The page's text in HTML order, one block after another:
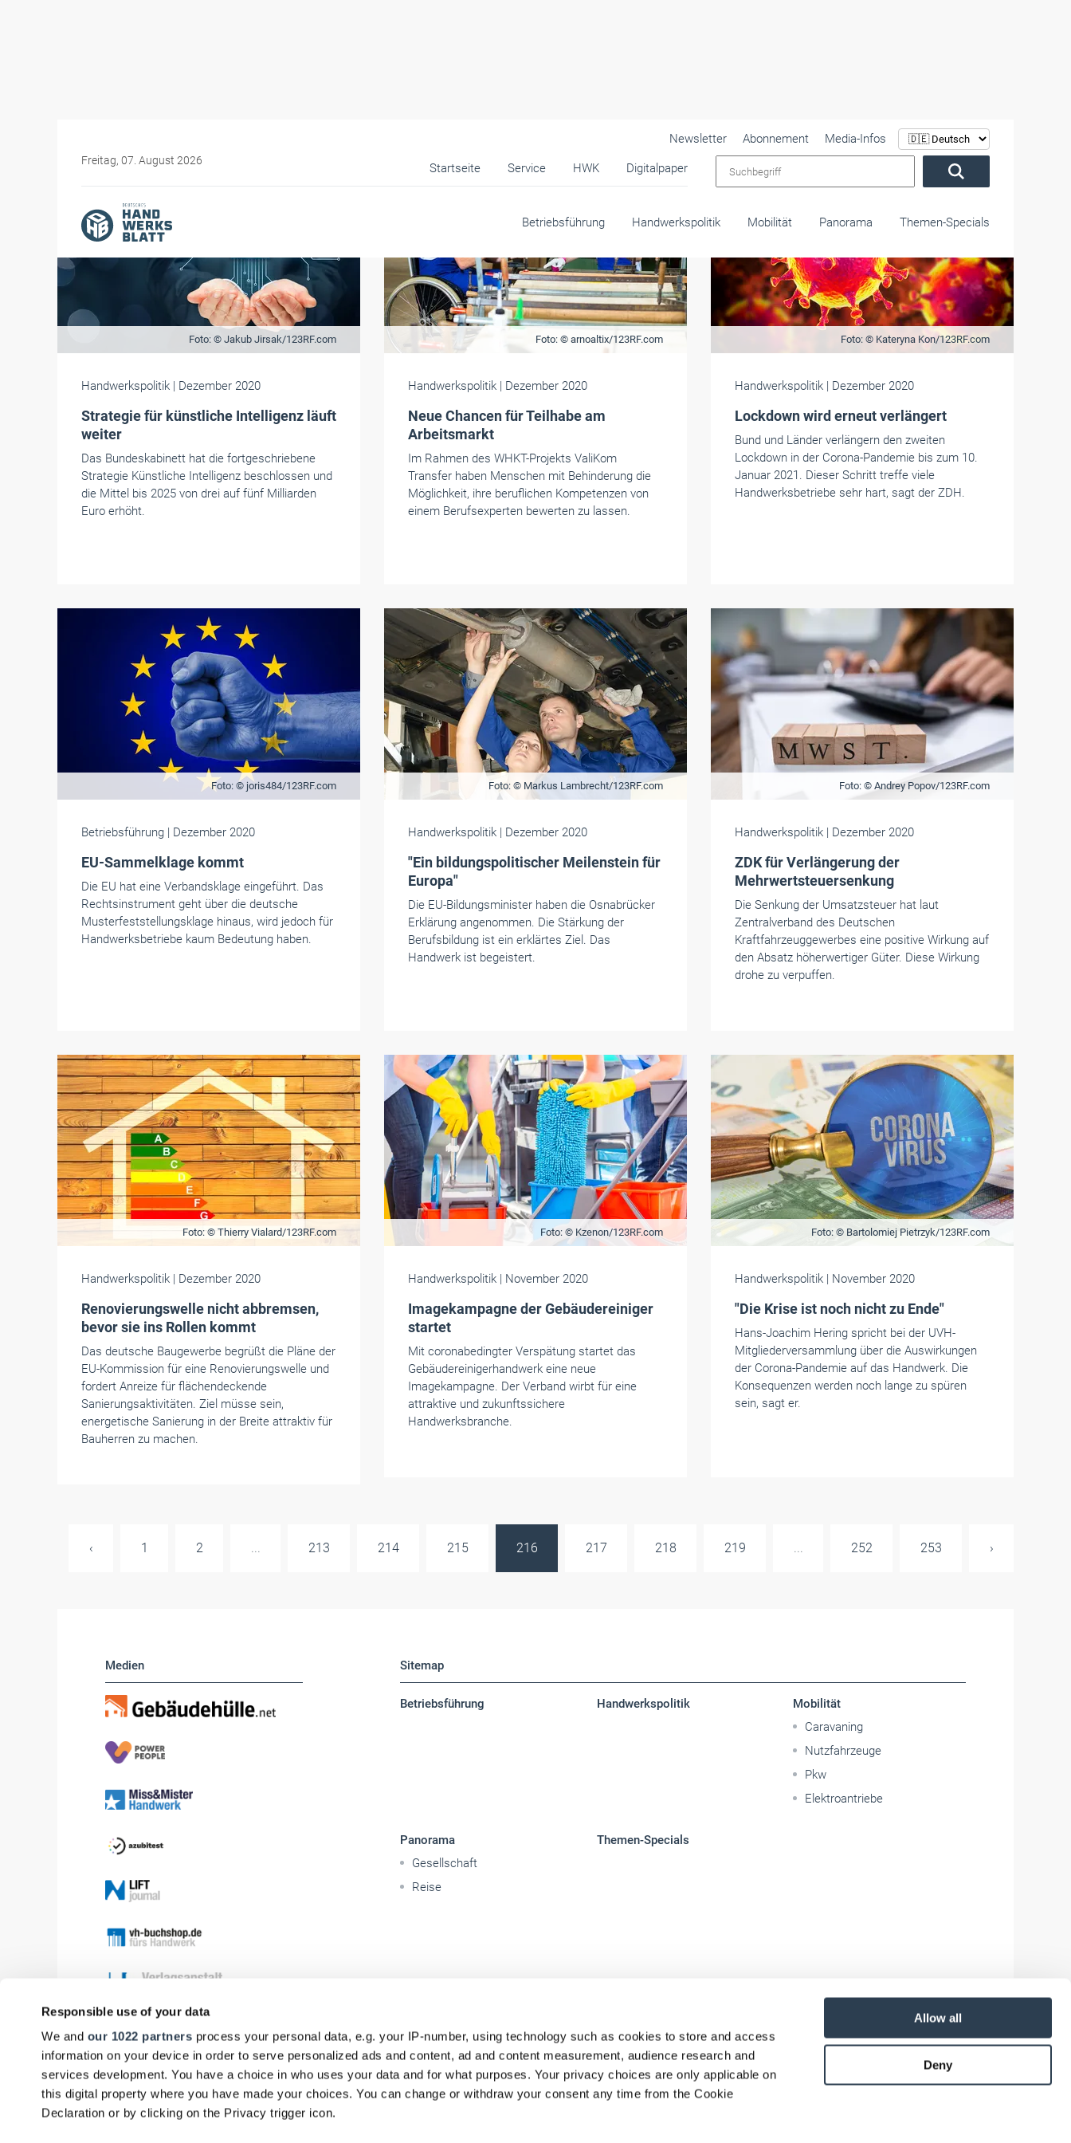
Responsible use of your data
We and our 1022 partners process your personal data, e.g. your IP-number, using technology such as cookies to store and access
information on your device in order to serve personalized ads and content, ad and content measurement, audience research and
services development. You have a choice in who uses your data and for what purposes. Your privacy choices are only applicable on
this digital property where you have made your choices. You can change or withdraw your consent any time from the Cookie
Declaration or by clicking on the Privacy trigger icon.
Allow all
Deny
Freitag, 07. August 2026
Startseite Service HWK Digitalpaper
Newsletter Abonnement
Media-Infos
Betriebsführung Handwerkspolitik Mobilität Panorama Themen-Specials
Foto: © Jakub Jirsak/123RF.com
Handwerkspolitik | Dezember 2020
Strategie für künstliche Intelligenz läuft
weiter
Das Bundeskabinett hat die fortgeschriebene
Strategie Künstliche Intelligenz beschlossen und
die Mittel bis 2025 von drei auf fünf Milliarden
Euro erhöht.
Foto: © arnoaltix/123RF.com
Handwerkspolitik | Dezember 2020
Neue Chancen für Teilhabe am
Arbeitsmarkt
Im Rahmen des WHKT-Projekts ValiKom
Transfer haben Menschen mit Behinderung die
Möglichkeit, ihre beruflichen Kompetenzen von
einem Berufsexperten bewerten zu lassen.
Foto: © Kateryna Kon/123RF.com
Handwerkspolitik | Dezember 2020
Lockdown wird erneut verlängert
Bund und Länder verlängern den zweiten
Lockdown in der Corona-Pandemie bis zum 10.
Januar 2021. Dieser Schritt treffe viele
Handwerksbetriebe sehr hart, sagt der ZDH.
Foto: © joris484/123RF.com
Betriebsführung | Dezember 2020
EU-Sammelklage kommt
Die EU hat eine Verbandsklage eingeführt. Das
Rechtsinstrument geht über die deutsche
Musterfeststellungsklage hinaus, wird jedoch für
Handwerksbetriebe kaum Bedeutung haben.
Foto: © Markus Lambrecht/123RF.com
Handwerkspolitik | Dezember 2020
"Ein bildungspolitischer Meilenstein für
Europa"
Die EU-Bildungsminister haben die Osnabrücker
Erklärung angenommen. Die Stärkung der
Berufsbildung ist ein erklärtes Ziel. Das
Handwerk ist begeistert.
Foto: © Andrey Popov/123RF.com
Handwerkspolitik | Dezember 2020
ZDK für Verlängerung der
Mehrwertsteuersenkung
Die Senkung der Umsatzsteuer hat laut
Zentralverband des Deutschen
Kraftfahrzeuggewerbes eine positive Wirkung auf
den Absatz höherwertiger Güter. Diese Wirkung
drohe zu verpuffen.
Foto: © Thierry Vialard/123RF.com
Handwerkspolitik | Dezember 2020
Renovierungswelle nicht abbremsen,
bevor sie ins Rollen kommt
Das deutsche Baugewerbe begrüßt die Pläne der
EU-Kommission für eine Renovierungswelle und
fordert Anreize für flächendeckende
Sanierungsaktivitäten. Ziel müsse sein,
energetische Sanierung in der Breite attraktiv für
Bauherren zu machen.
Foto: © Kzenon/123RF.com
Handwerkspolitik | November 2020
Imagekampagne der Gebäudereiniger
startet
Mit coronabedingter Verspätung startet das
Gebäudereinigerhandwerk eine neue
Imagekampagne. Der Verband wirbt für eine
attraktive und zukunftssichere
Handwerksbranche.
Foto: © Bartolomiej Pietrzyk/123RF.com
Handwerkspolitik | November 2020
"Die Krise ist noch nicht zu Ende"
Hans-Joachim Hering spricht bei der UVH-
Mitgliederversammlung über die Auswirkungen
der Corona-Pandemie auf das Handwerk. Die
Konsequenzen werden noch lange zu spüren
sein, sagt er.
‹ 1 2 ... 213 214 215 216 217 218 219 ... 252 253 ›
Medien Sitemap
Betriebsführung Handwerkspolitik
Mobilität
Caravaning
Nutzfahrzeuge
Pkw
Elektroantriebe
Panorama
Gesellschaft
Reise
Themen-Specials